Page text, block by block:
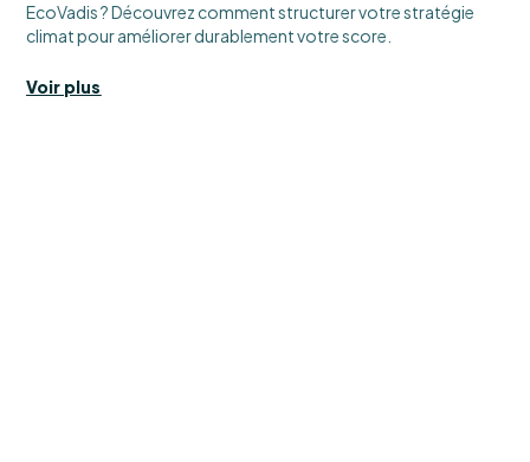
EcoVadis ? Découvrez comment structurer votre stratégie
climat pour améliorer durablement votre score.
Voir plus